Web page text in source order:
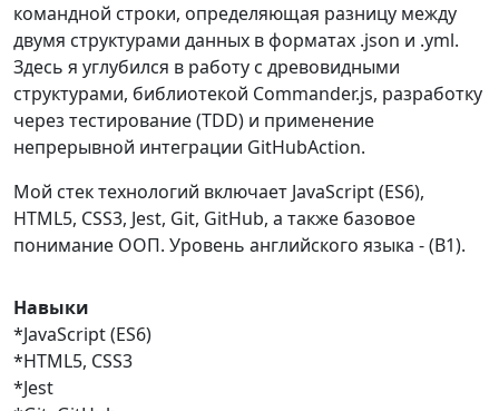
командной строки, определяющая разницу между
двумя структурами данных в форматах .json и .yml.
Здесь я углубился в работу с древовидными
структурами, библиотекой Commander.js, разработку
через тестирование (TDD) и применение
непрерывной интеграции GitHubAction.
Мой стек технологий включает JavaScript (ES6),
HTML5, CSS3, Jest, Git, GitHub, а также базовое
понимание ООП. Уровень английского языка - (B1).
Навыки
*JavaScript (ES6)
*HTML5, CSS3
*Jest